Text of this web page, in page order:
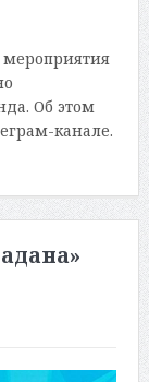
Об этом
канале.